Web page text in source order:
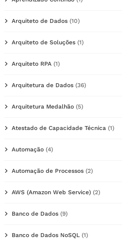
Arquiteto de Dados (10)
Arquiteto de Soluções (1)
Arquiteto RPA (1)
Arquitetura de Dados (36)
Arquitetura Medalhão (5)
Atestado de Capacidade Técnica (1)
Automação (4)
Automação de Processos (2)
AWS (Amazon Web Service) (2)
Banco de Dados (9)
Banco de Dados NoSQL (1)